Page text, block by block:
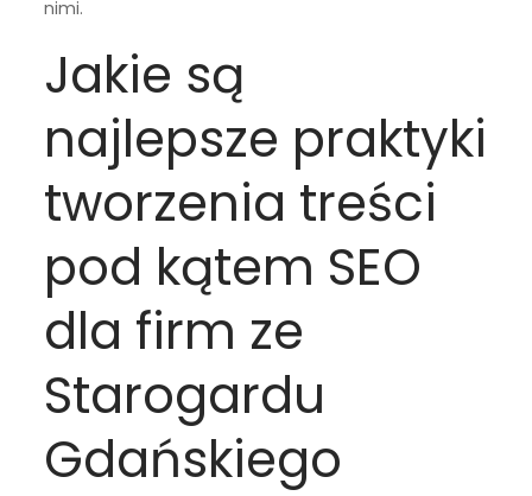
nimi.
Jakie są
najlepsze praktyki
tworzenia treści
pod kątem SEO
dla firm ze
Starogardu
Gdańskiego